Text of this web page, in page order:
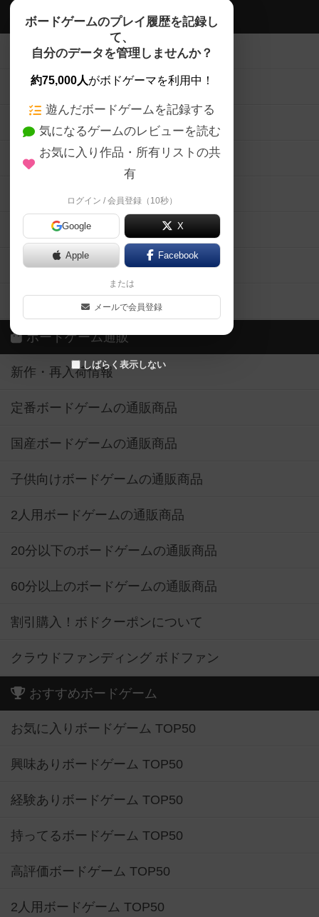
ボードゲームのプレイ履歴を記録し
て、
自分のデータを管理しませんか？
約75,000人がボドゲーマを利用中！
遊んだボードゲームを記録する
気になるゲームのレビューを読む
お気に入り作品・所有リストの共
有
ログイン / 会員登録（10秒）
Google X
Apple Facebook
または
メールで会員登録
しばらく表示しない
ボドゲーマTOP
ボードゲームを検索する
ボードゲームの新着レビュー
ボードゲーム会情報
メカニクス特集
掲示板・トピックス
ボドとも・会員一覧
ボードゲーム業界コラム
ボドゲーマご利用案内
ボードゲーム通販
新作・再入荷情報
定番ボードゲームの通販商品
国産ボードゲームの通販商品
子供向けボードゲームの通販商品
2人用ボードゲームの通販商品
20分以下のボードゲームの通販商品
60分以上のボードゲームの通販商品
割引購入！ボドクーポンについて
クラウドファンディング ボドファン
おすすめボードゲーム
お気に入りボードゲーム TOP50
興味ありボードゲーム TOP50
経験ありボードゲーム TOP50
持ってるボードゲーム TOP50
高評価ボードゲーム TOP50
2人用ボードゲーム TOP50